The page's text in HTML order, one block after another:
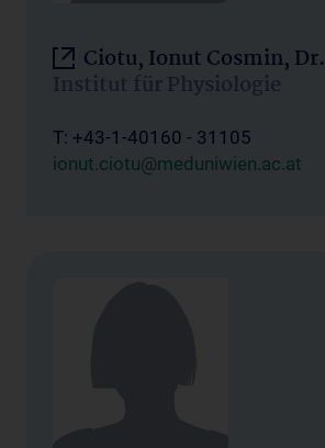
Ciotu, Ionut Cosmin, Dr.
Institut für Physiologie
T: +43-1-40160 - 31105
ionut.ciotu@meduniwien.ac.at